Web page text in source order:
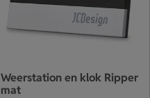
Weerstation en klok Ripper
mat